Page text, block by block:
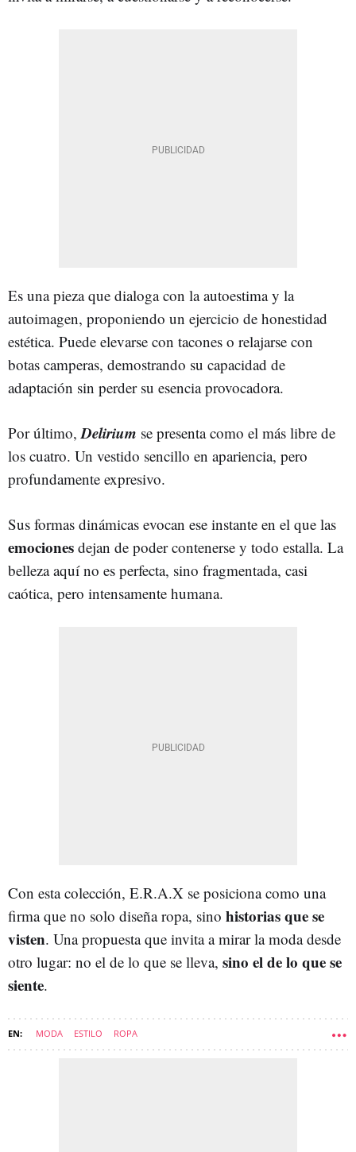
Es una pieza que dialoga con la autoestima y la
autoimagen, proponiendo un ejercicio de honestidad
estética. Puede elevarse con tacones o relajarse con
botas camperas, demostrando su capacidad de
adaptación sin perder su esencia provocadora.
Por último,Delirium se presenta como el más libre de
los cuatro. Un vestido sencillo en apariencia, pero
profundamente expresivo.
Sus formas dinámicas evocan ese instante en el que las
emociones dejan de poder contenerse y todo estalla. La
belleza aquí no es perfecta, sino fragmentada, casi
caótica, pero intensamente humana.
Con esta colección, E.R.A.X se posiciona como una
firma que no solo diseña ropa, sino historias que se
visten. Una propuesta que invita a mirar la moda desde
otro lugar: no el de lo que se lleva, sino el de lo que se
siente.
MODA ESTILO ROPA